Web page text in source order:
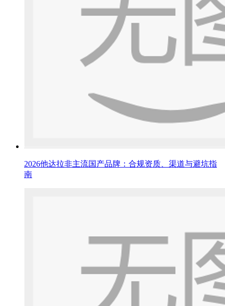
2026他达拉非主流国产品牌：合规资质、渠道与避坑指
南